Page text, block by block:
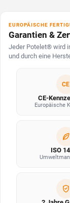
EUROPÄISCHE
Garantien &
Jeder Potelet® wird
und durch eine
CE
CE-
Europäische
ISO